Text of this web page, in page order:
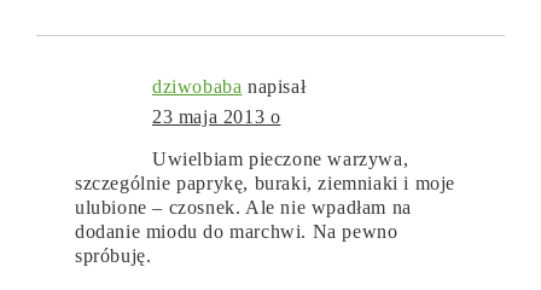
dziwobaba napisał
23 maja 2013 o
Uwielbiam pieczone warzywa,
szczególnie paprykę, buraki, ziemniaki i moje
ulubione – czosnek. Ale nie wpadłam na
dodanie miodu do marchwi. Na pewno
spróbuję.